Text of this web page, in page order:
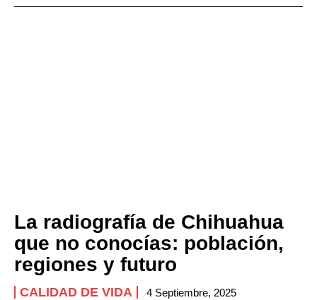
La radiografía de Chihuahua
que no conocías: población,
regiones y futuro
CALIDAD DE VIDA 4 Septiembre, 2025